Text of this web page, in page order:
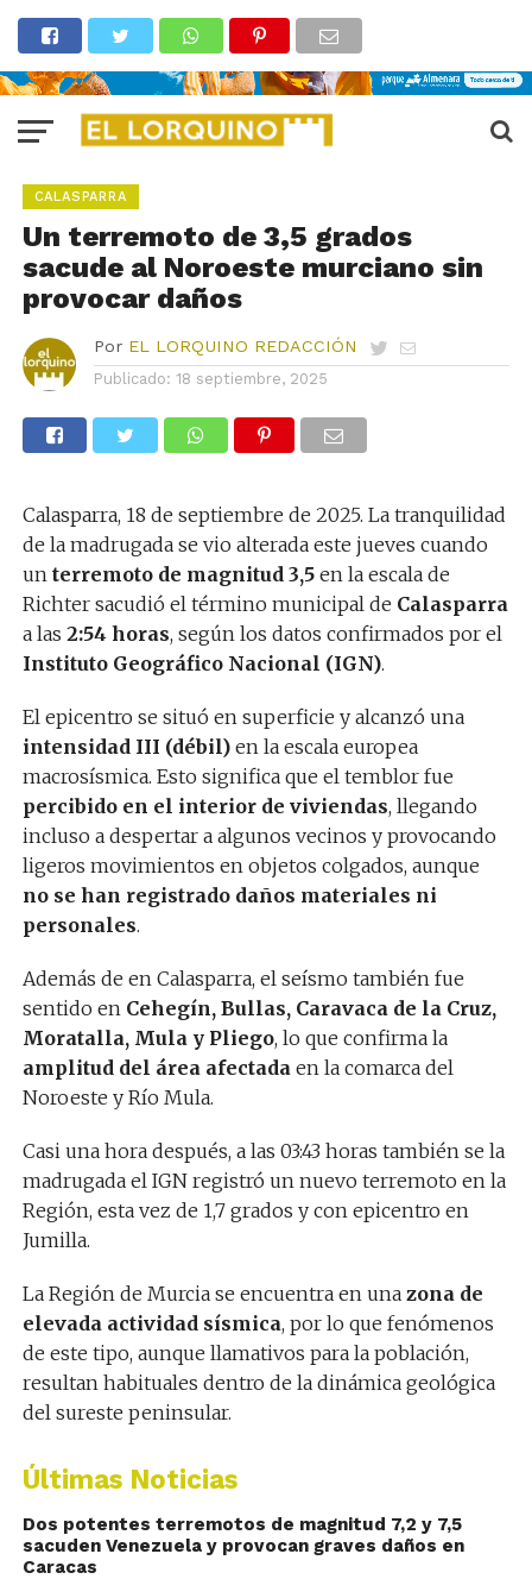
CALASPARRA
Un terremoto de 3,5 grados
sacude al Noroeste murciano sin
provocar daños
Por EL LORQUINO REDACCIÓN
Publicado: 18 septiembre, 2025
Calasparra, 18 de septiembre de 2025. La tranquilidad
de la madrugada se vio alterada este jueves cuando
un terremoto de magnitud 3,5en la escala de
Richter sacudió el término municipal de Calasparra
a las 2:54 horas, según los datos confirmados por el
Instituto Geográfico Nacional (IGN).
El epicentro se situó en superficie y alcanzó una
intensidad III (débil)en la escala europea
macrosísmica. Esto significa que el temblor fue
percibido en el interior de viviendas, llegando
incluso a despertar a algunos vecinos y provocando
ligeros movimientos en objetos colgados, aunque
no se han registrado daños materiales ni
personales.
Además de en Calasparra, el seísmo también fue
sentido en Cehegín, Bullas, Caravaca de la Cruz,
Moratalla, Mula y Pliego, lo que confirma la
amplitud del área afectadaen la comarca del
Noroeste y Río Mula.
Casi una hora después, a las 03:43 horas también se la
madrugada el IGN registró un nuevo terremoto en la
Región, esta vez de 1,7 grados y con epicentro en
Jumilla.
La Región de Murcia se encuentra en una zona de
elevada actividad sísmica, por lo que fenómenos
de este tipo, aunque llamativos para la población,
resultan habituales dentro de la dinámica geológica
del sureste peninsular.
Últimas Noticias
Dos potentes terremotos de magnitud 7,2 y 7,5
sacuden Venezuela y provocan graves daños en
Caracas